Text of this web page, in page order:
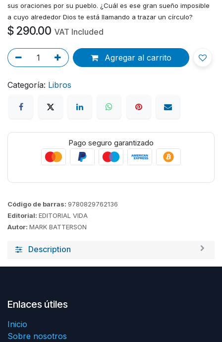
sus oraciones por su pueblo. ¿Cuál es ese gran sueño imposible
a cuyo alrededor Dios te está llamando a trazar un círculo?
$ 290.00 VAT Included
Agregar al carrito
Categoría: Libros
Pago seguro garantizado
Código de barras: 9780829762136
Editorial: EDITORIAL VIDA
Autor: MARK BATTERSON
Description
Enlaces útiles
Inicio
Sobre nosotros